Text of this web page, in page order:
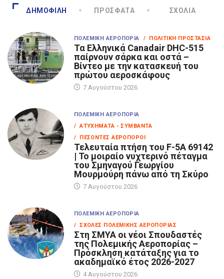
ΔΗΜΟΦΙΛΉ ΠΡΌΣΦΑΤΑ ΣΧΌΛΙΑ
ΠΟΛΕΜΙΚΉ ΑΕΡΟΠΟΡΊΑ / ΠΟΛΙΤΙΚΉ ΠΡΟΣΤΑΣΊΑ
Τα Eλληνικά Canadair DHC-515
παίρνουν σάρκα και οστά –
Βίντεο με την κατασκευή του
πρώτου αεροσκάφους
7 Αυγούστου 2026
ΠΟΛΕΜΙΚΉ ΑΕΡΟΠΟΡΊΑ
/ ΑΤΥΧΉΜΑΤΑ - ΣΥΜΒΆΝΤΑ
/ ΠΕΣΌΝΤΕΣ ΑΕΡΟΠΌΡΟΙ
Τελευταία πτήση του F-5A 69142
| Το μοιραίο νυχτερινό πέταγμα
του Σμηναγού Γεωργίου
Μουρμούρη πάνω από τη Σκύρο
7 Αυγούστου 2026
ΠΟΛΕΜΙΚΉ ΑΕΡΟΠΟΡΊΑ
/ ΣΧΟΛΈΣ ΠΟΛΕΜΙΚΉΣ ΑΕΡΟΠΟΡΊΑΣ
Στη ΣΜΥΑ οι νέοι Σπουδαστές
της Πολεμικής Αεροπορίας –
Πρόσκληση κατάταξης για το
ακαδημαϊκό έτος 2026-2027
4 Αυγούστου 2026